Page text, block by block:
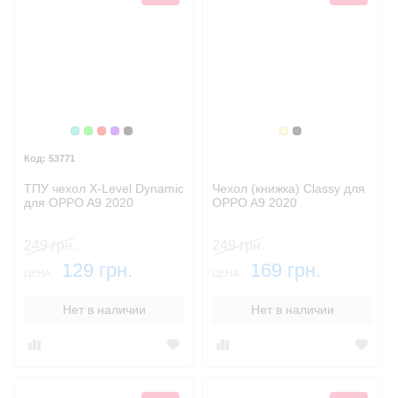
Бирюзовый
Зеленый
Красный
Фиолетовый
Черный
53771
ТПУ чехол X-Level Dynamic
для OPPO A9 2020
129 грн.
Нет в наличии
Золотой
Черный
Чехол (книжка) Classy для
OPPO A9 2020
169 грн.
Нет в наличии